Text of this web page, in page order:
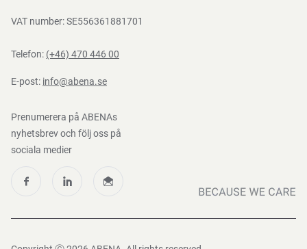
VAT number: SE556361881701
Telefon: (+46) 470 446 00
E-post: info@abena.se
Prenumerera på ABENAs
nyhetsbrev och följ oss på
sociala medier